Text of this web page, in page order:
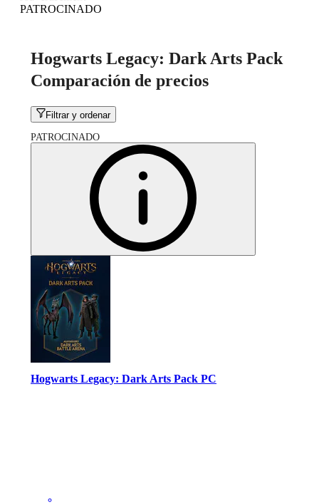
PATROCINADO
Hogwarts Legacy: Dark Arts Pack
Comparación de precios
Filtrar y ordenar
PATROCINADO
Hogwarts Legacy: Dark Arts Pack PC